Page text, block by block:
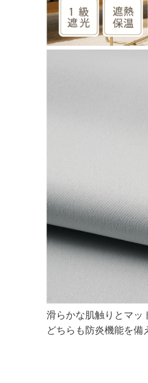
滑らかな肌触りとマッ
どちらも防炎機能を備